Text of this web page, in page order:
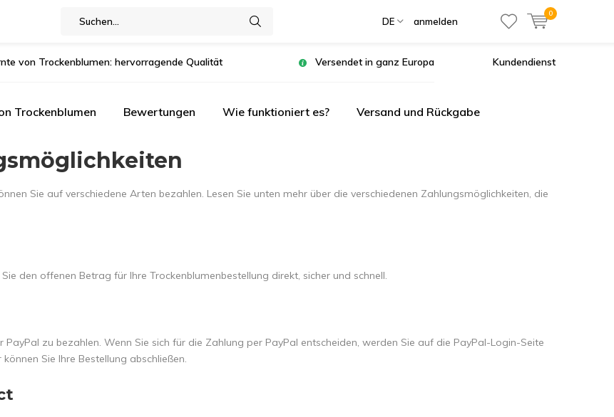
DE anmelden
0
von Trockenblumen: hervorragende Qualität Versendet in ganz Europa Kundendienst
Trockenblumen Bewertungen Wie funktioniert es? Versand und Rückgabe
Sie auf verschiedene Arten bezahlen. Lesen Sie unten mehr über die verschiedenen Zahlungsmöglichkeiten, die
den offenen Betrag für Ihre Trockenblumenbestellung direkt, sicher und schnell.
PayPal zu bezahlen. Wenn Sie sich für die Zahlung per PayPal entscheiden, werden Sie auf die PayPal-Login-Seite
Sie Ihre Bestellung abschließen.